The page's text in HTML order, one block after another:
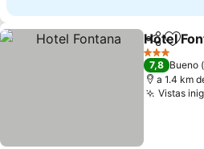
Compartir
Hotel
3 Estrellas
7,8 Bueno
a 1.4 km
Vistas